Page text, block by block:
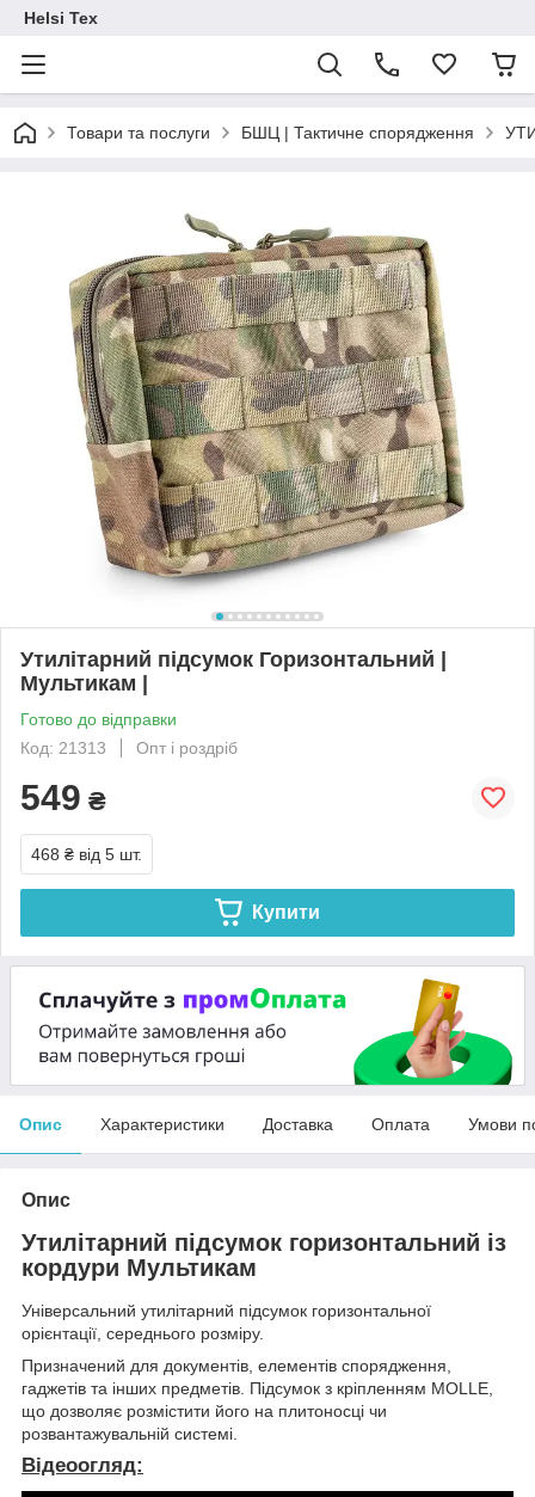
Helsi Tex
Товари та послуги БШЦ | Тактичне спорядження
Утилітарний підсумок Горизонтальний |
Мультикам |
Готово до відправки
Код: 21313
Опт і роздріб
549 ₴
468 ₴ від 5 шт.
Купити
Опис Характеристики Доставка Оплата Умови
Опис
Утилітарний підсумок горизонтальний із
кордури Мультикам
Універсальний утилітарний підсумок горизонтальної
орієнтації, середнього розміру.
Призначений для документів, елементів спорядження,
гаджетів та інших предметів. Підсумок з кріпленням MOLLE,
що дозволяє розмістити його на плитоносці чи
розвантажувальній системі.
Відеоогляд: